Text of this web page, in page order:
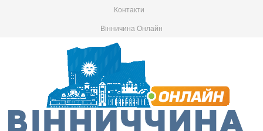
Контакти
Вінничина Онлайн